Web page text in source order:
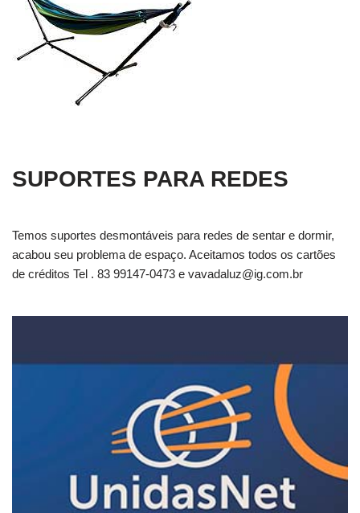
SUPORTES PARA REDES
Temos suportes desmontáveis para redes de sentar e dormir,
acabou seu problema de espaço. Aceitamos todos os cartões
de créditos Tel . 83 99147-0473 e vavadaluz@ig.com.br